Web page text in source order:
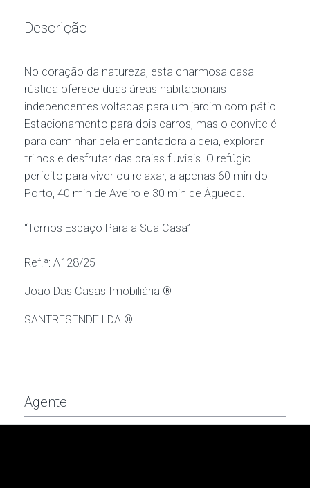
Descrição
No coração da natureza, esta charmosa casa
rústica oferece duas áreas habitacionais
independentes voltadas para um jardim com pátio.
Estacionamento para dois carros, mas o convite é
para caminhar pela encantadora aldeia, explorar
trilhos e desfrutar das praias fluviais. O refúgio
perfeito para viver ou relaxar, a apenas 60 min do
Porto, 40 min de Aveiro e 30 min de Águeda.
“Temos Espaço Para a Sua Casa”
Ref.ª: A128/25
João Das Casas Imobiliária ®
SANTRESENDE LDA ®
Agente